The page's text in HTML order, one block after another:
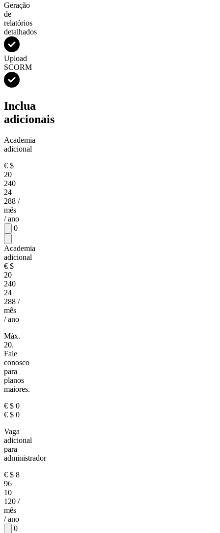
Geração
de
relatórios
detalhados
Upload
SCORM
Inclua
adicionais
Academia
adicional
€ $
20
240
24
288 /
mês
/ ano
0
Academia
adicional
€ $
20
240
24
288 /
mês
/ ano
Máx.
20.
Fale
conosco
para
planos
maiores.
€ $ 0
€ $ 0
Vaga
adicional
para
administrador
€ $ 8
96
10
120 /
mês
/ ano
0